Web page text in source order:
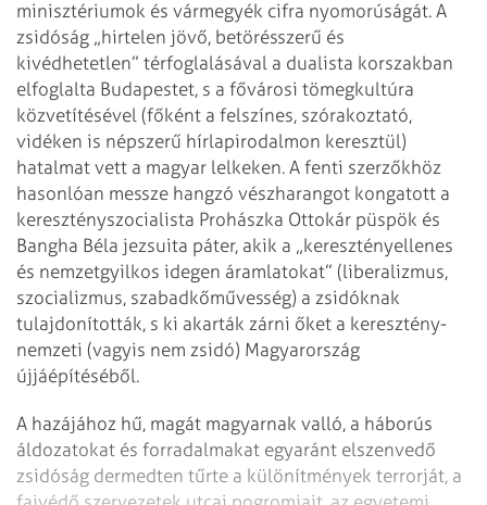
minisztériumok és vármegyék cifra nyomorúságát. A
zsidóság „hirtelen jövő, betörésszerű és
kivédhetetlen” térfoglalásával a dualista korszakban
elfoglalta Budapestet, s a fővárosi tömegkultúra
közvetítésével (főként a felszínes, szórakoztató,
vidéken is népszerű hírlapirodalmon keresztül)
hatalmat vett a magyar lelkeken. A fenti szerzőkhöz
hasonlóan messze hangzó vészharangot kongatott a
keresztényszocialista Prohászka Ottokár püspök és
Bangha Béla jezsuita páter, akik a „keresztényellenes
és nemzetgyilkos idegen áramlatokat” (liberalizmus,
szocializmus, szabadkőművesség) a zsidóknak
tulajdonították, s ki akarták zárni őket a keresztény-
nemzeti (vagyis nem zsidó) Magyarország
újjáépítéséből.
A hazájához hű, magát magyarnak valló, a háborús
áldozatokat és forradalmakat egyaránt elszenvedő
zsidóság dermedten tűrte a különítmények terrorját, a